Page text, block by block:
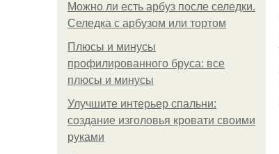
Можно ли есть арбуз после селедки.
Селедка с арбузом или тортом
Плюсы и минусы
профилированного бруса: все
плюсы и минусы
Улучшите интерьер спальни:
создание изголовья кровати своими
руками